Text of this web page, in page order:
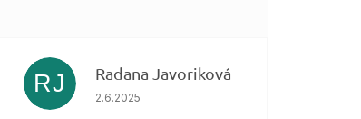
hvězdiček.
RJ Radana Javoriková
Hodnocení obchodu je 5 z 5 hvězdiček.
2.6.2025